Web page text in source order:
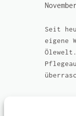
Seit
eigene